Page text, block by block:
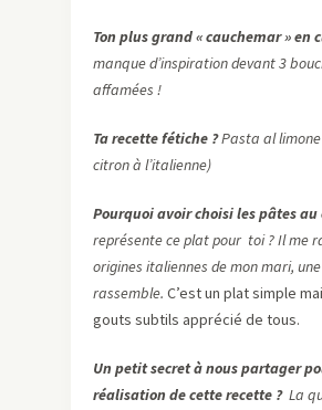
Ton plus grand « cauchemar » en
manque d’inspiration devant 3
affamées !
Ta recette fétiche ?Pasta al
citron à l’italienne)
Pourquoi avoir choisi les pâtes au
représente ce plat pour toi ? Il me
origines italiennes de mon mari,
rassemble. C’est un plat simple
gouts subtils apprécié de tous.
Un petit secret à nous partager
réalisation de cette recette ?La